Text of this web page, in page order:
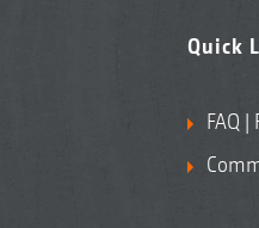
Quick
FAQ